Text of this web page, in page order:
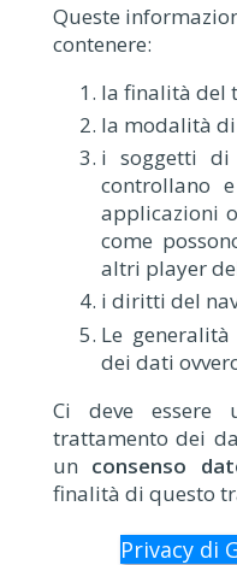
Queste
contenere:
la finalità del
la modalità
i soggetti di
controllano
applicazioni
come
altri player
i diritti del
Le
dei dati
Ci deve essere
trattamento dei
un consenso
finalità di questo
Privacy di